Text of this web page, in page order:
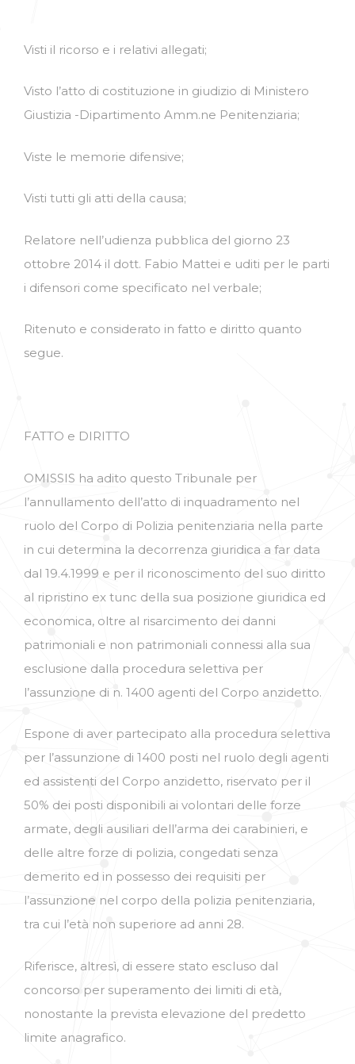
Visti il ricorso e i relativi allegati;
Visto l’atto di costituzione in giudizio di Ministero
Giustizia -Dipartimento Amm.ne Penitenziaria;
Viste le memorie difensive;
Visti tutti gli atti della causa;
Relatore nell’udienza pubblica del giorno 23
ottobre 2014 il dott. Fabio Mattei e uditi per le parti
i difensori come specificato nel verbale;
Ritenuto e considerato in fatto e diritto quanto
segue.
FATTO e DIRITTO
OMISSIS ha adito questo Tribunale per
l’annullamento dell’atto di inquadramento nel
ruolo del Corpo di Polizia penitenziaria nella parte
in cui determina la decorrenza giuridica a far data
dal 19.4.1999 e per il riconoscimento del suo diritto
al ripristino ex tunc della sua posizione giuridica ed
economica, oltre al risarcimento dei danni
patrimoniali e non patrimoniali connessi alla sua
esclusione dalla procedura selettiva per
l’assunzione di n. 1400 agenti del Corpo anzidetto.
Espone di aver partecipato alla procedura selettiva
per l’assunzione di 1400 posti nel ruolo degli agenti
ed assistenti del Corpo anzidetto, riservato per il
50% dei posti disponibili ai volontari delle forze
armate, degli ausiliari dell’arma dei carabinieri, e
delle altre forze di polizia, congedati senza
demerito ed in possesso dei requisiti per
l’assunzione nel corpo della polizia penitenziaria,
tra cui l’età non superiore ad anni 28.
Riferisce, altresì, di essere stato escluso dal
concorso per superamento dei limiti di età,
nonostante la prevista elevazione del predetto
limite anagrafico.